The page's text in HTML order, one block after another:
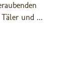
und ...